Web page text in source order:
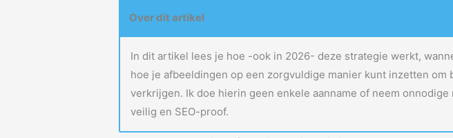
Over dit artikel
In dit artikel lees je hoe -ook in 2026- deze strategie werkt,
hoe je afbeeldingen op een zorgvuldige manier kunt inzetten om
verkrijgen. Ik doe hierin geen enkele aanname of neem onnodige
veilig en SEO-proof.